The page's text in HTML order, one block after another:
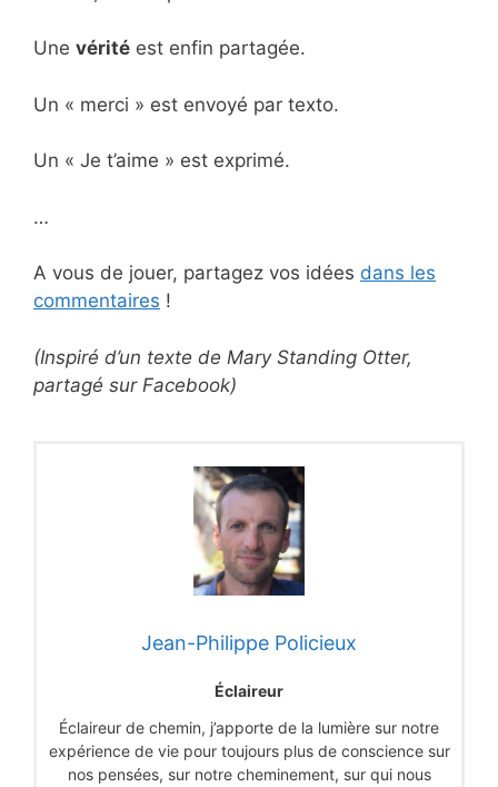
Une vérité est enfin partagée.
Un « merci » est envoyé par texto.
Un « Je t’aime » est exprimé.
…
A vous de jouer, partagez vos idées dans les
commentaires !
(Inspiré d’un texte de Mary Standing Otter,
partagé sur Facebook)
Jean-Philippe Policieux
Éclaireur
Éclaireur de chemin, j’apporte de la lumière sur notre
expérience de vie pour toujours plus de conscience sur
nos pensées, sur notre cheminement, sur qui nous